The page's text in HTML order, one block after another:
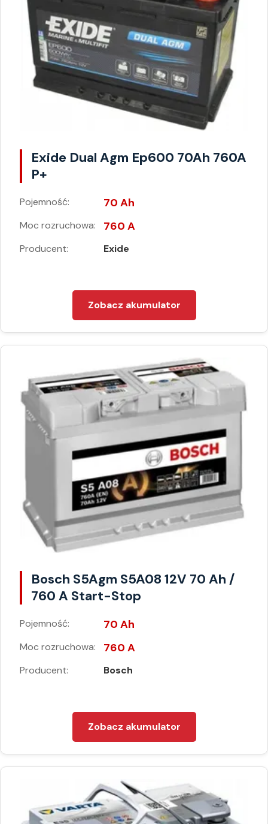
Exide Dual Agm Ep600 70Ah 760A
P+
Pojemność: 70 Ah
Moc rozruchowa: 760 A
Producent: Exide
Zobacz akumulator
Bosch S5Agm S5A08 12V 70 Ah /
760 A Start-Stop
Pojemność: 70 Ah
Moc rozruchowa: 760 A
Producent: Bosch
Zobacz akumulator